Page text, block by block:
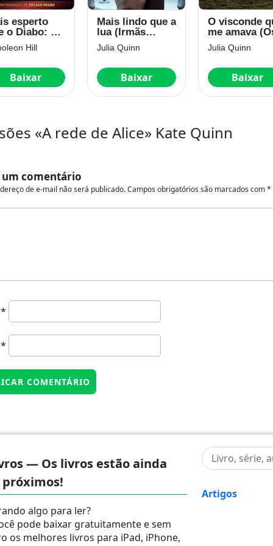
esperto
o Diabo: O
da
Hill
Baixar
Mais lindo que a
lua (Irmãs
Lyndon Livro 1)
Julia Quinn
Baixar
O visconde
me amava
Bridgertons –
Livro 2)
Julia Quinn
Baixar
«A rede de Alice» Kate Quinn
um comentário
de e-mail não será publicado.Campos obrigatórios são marcados com*
*
*
— Os livros estão ainda
algo para ler?
pode baixar gratuitamente e sem
os melhores livros para iPad, iPhone,
Artigos